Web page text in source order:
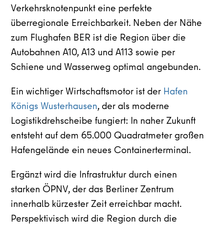
Verkehrsknotenpunkt eine perfekte
überregionale Erreichbarkeit. Neben der Nähe
zum Flughafen BER ist die Region über die
Autobahnen A10, A13 und A113 sowie per
Schiene und Wasserweg optimal angebunden.
Ein wichtiger Wirtschaftsmotor ist der Hafen
Königs Wusterhausen, der als moderne
Logistikdrehscheibe fungiert: In naher Zukunft
entsteht auf dem 65.000 Quadratmeter großen
Hafengelände ein neues Containerterminal.
Ergänzt wird die Infrastruktur durch einen
starken ÖPNV, der das Berliner Zentrum
innerhalb kürzester Zeit erreichbar macht.
Perspektivisch wird die Region durch die